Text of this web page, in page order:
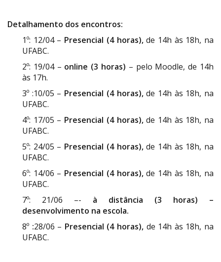
Detalhamento dos encontros:
1º: 12/04 – Presencial (4 horas),de 14h às 18h, na
UFABC.
2º: 19/04 – online (3 horas) – pelo Moodle, de 14h
às 17h.
3º :10/05 – Presencial (4 horas),de 14h às 18h, na
UFABC.
4º: 17/05 – Presencial (4 horas),de 14h às 18h, na
UFABC.
5º: 24/05 – Presencial (4 horas),de 14h às 18h, na
UFABC.
6º: 14/06 – Presencial (4 horas),de 14h às 18h, na
UFABC.
7º: 21/06 –- à distância (3 horas) –
desenvolvimento na escola.
8º :28/06 – Presencial (4 horas), de 14h às 18h, na
UFABC.